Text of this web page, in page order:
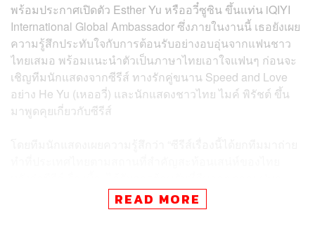
พร้อมประกาศเปิดตัว Esther Yu หรืออวี๋ซูซิน ขึ้นแท่น iQIYI
International Global Ambassador ซึ่งภายในงานนี้ เธอยังเผย
ความรู้สึกประทับใจกับการต้อนรับอย่างอบอุ่นจากแฟนชาว
ไทยเสมอ พร้อมแนะนำตัวเป็นภาษาไทยเอาใจแฟนๆ ก่อนจะ
เชิญทีมนักแสดงจากซีรีส์ ทางรักคู่ขนาน Speed and Love
อย่าง He Yu (เหออวี่) และนักแสดงชาวไทย ไมค์ พิรัชต์ ขึ้น
มาพูดคุยเกี่ยวกับซีรีส์
ชาวไทย และทำให้แฟนๆ ทั่วโลกมาเที่ยวประเทศไทยมากยิ่ง
READ MORE